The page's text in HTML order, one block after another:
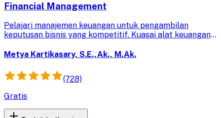
Financial Management
Pelajari manajemen keuangan untuk pengambilan
keputusan bisnis yang kompetitif. Kuasai alat keuangan,
untuk memaksimalkan kekayaan pemegang saham.
Metya Kartikasary, S.E.,Ak., M.Ak.
(728)
Gratis